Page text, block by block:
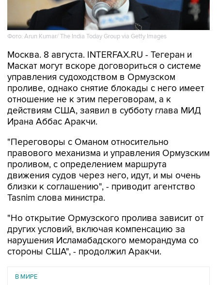
Фото: Arun Kumar/ The India Today Group via Getty Images
Москва. 8 августа. INTERFAX.RU - Тегеран и
Маскат могут вскоре договориться о системе
управления судоходством в Ормузском
проливе, однако снятие блокады с него имеет
отношение не к этим переговорам, а к
действиям США, заявил в субботу глава МИД
Ирана Аббас Аракчи.
"Переговоры с Оманом относительно
правового механизма и управления Ормузским
проливом, с определением маршрута
движения судов через него, идут, и мы очень
близки к соглашению", - приводит агентство
Tasnim слова министра.
"Но открытие Ормузского пролива зависит от
других условий, включая компенсацию за
нарушения Исламабадского меморандума со
стороны США", - продолжил Аракчи.
В МИРЕ